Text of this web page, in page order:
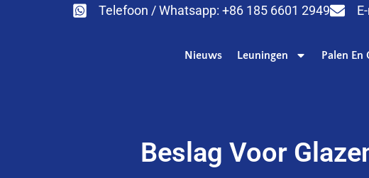
Telefoon / Whatsapp: +86 185 6601 2949
Nieuws Leuningen Palen En
Beslag Voor